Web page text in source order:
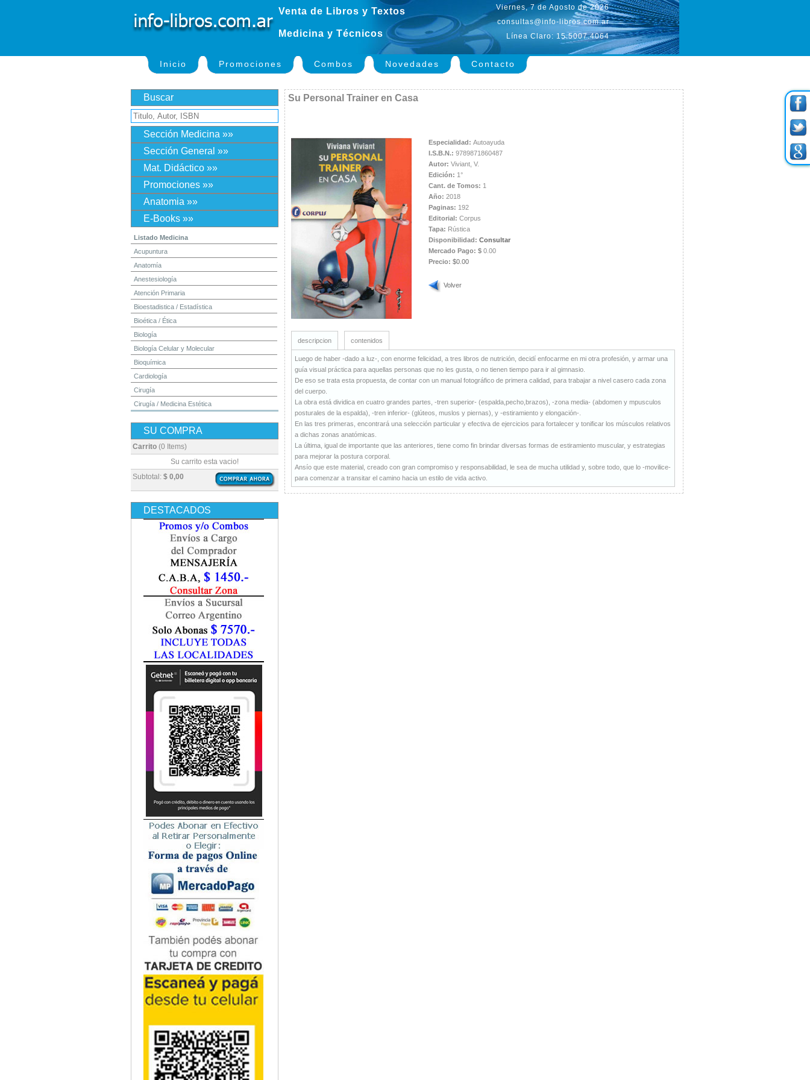
Venta de Libros y Textos
Medicina y Técnicos
Viernes, 7 de Agosto de 2026
consultas@info-libros.com.ar
Línea Claro: 15.5007.4064
Inicio Promociones Combos Novedades Contacto
Buscar
Sección Medicina »»
Sección General »»
Mat. Didáctico »»
Promociones »»
Anatomia »»
E-Books »»
Listado Medicina
Acupuntura
Anatomía
Anestesiología
Atención Primaria
Bioestadistica / Estadística
Bioética / Ética
Biología
Biología Celular y Molecular
Bioquímica
Cardiología
Cirugía
Cirugía / Medicina Estética
Dermatología
Diagnóstico por Imagen / Radiología
Embriología
Enfermería
Epidemiología
Farmacia / Farmacología
Fisiatría / Kinesiología
Fisiología / Fisiopatología
Fonoaudiología
Gastroenterología
Geriatría
Ginecología / Obstetricia
Hematología
Histología
Homeopatía
Infectología
Inmunología
Instrumentación Quirurgica
Medicina del Deporte / Rehabilitación
Medicina Emergencias / Urgencias
Medicina Forense / Legal
Medicina General
Medicina Interna
Microbiología
Nefrología
Neonatología / Pediatría
Neumología
Neuroanatomía / Neurociencia
Neurocirugía
Neurología
Nutrición
Odontología
Oftalmología
Oncología / Cuidados Paliativos
Ortopedía / Traumatología
Osteopatía
Otorrinolaringología
Podología
Psicología
Psiquiatría
Química
SU COMPRA
Carrito (0 Items)
Subtotal: $ 0,00
Su carrito esta vacio!
DESTACADOS
Su Personal Trainer en Casa
Especialidad: Autoayuda
I.S.B.N.: 9789871860487
Autor: Viviant, V.
Edición: 1°
Cant. de Tomos: 1
Año: 2018
Paginas: 192
Editorial: Corpus
Tapa: Rústica
Disponibilidad: Consultar
Mercado Pago: $ 0.00
Precio: $0.00
Volver
descripcion contenidos
Luego de haber -dado a luz-, con enorme felicidad, a tres libros de nutrición, decidí enfocarme en mi otra profesión, y armar una
guía visual práctica para aquellas personas que no les gusta, o no tienen tiempo para ir al gimnasio.
De eso se trata esta propuesta, de contar con un manual fotográfico de primera calidad, para trabajar a nivel casero cada zona
del cuerpo.
La obra está dividica en cuatro grandes partes, -tren superior- (espalda,pecho,brazos), -zona media- (abdomen y mpusculos
posturales de la espalda), -tren inferior- (glúteos, muslos y piernas), y -estiramiento y elongación-.
En las tres primeras, encontrará una selección particular y efectiva de ejercicios para fortalecer y tonificar los músculos relativos
a dichas zonas anatómicas.
La última, igual de importante que las anteriores, tiene como fin brindar diversas formas de estiramiento muscular, y estrategias
para mejorar la postura corporal.
Ansío que este material, creado con gran compromiso y responsabilidad, le sea de mucha utilidad y, sobre todo, que lo -movilice-
para comenzar a transitar el camino hacia un estilo de vida activo.